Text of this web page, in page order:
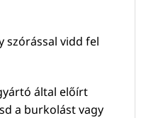
szórással vidd fel
által előírt
a burkolást vagy